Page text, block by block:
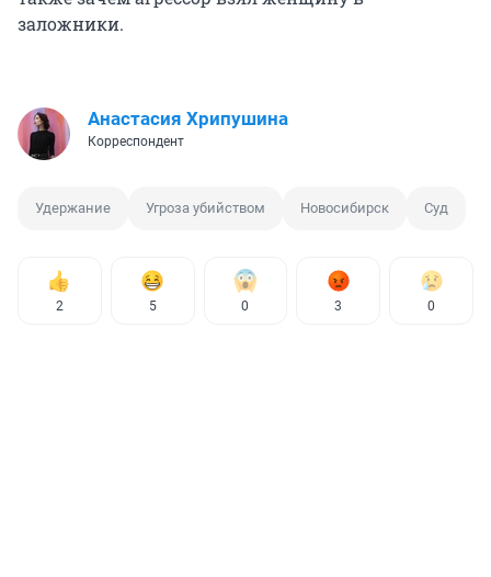
заложники.
Анастасия Хрипушина
Корреспондент
Удержание Угроза убийством Новосибирск Суд
2 5 0 3 0